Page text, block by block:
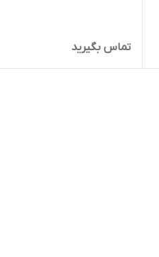
تماس بگیرید